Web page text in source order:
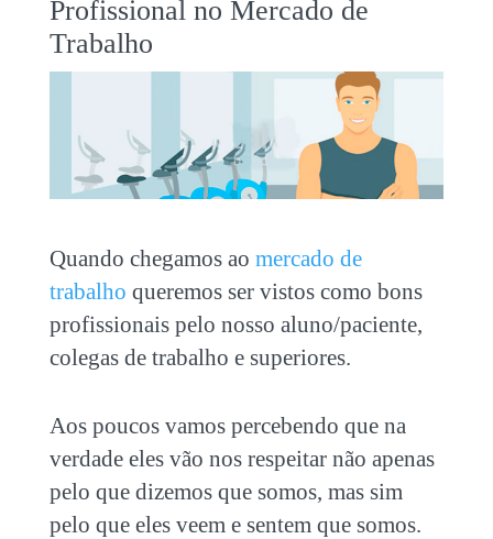
Profissional no Mercado de
Trabalho
Quando chegamos ao mercado de
trabalho queremos ser vistos como bons
profissionais pelo nosso aluno/paciente,
colegas de trabalho e superiores.
Aos poucos vamos percebendo que na
verdade eles vão nos respeitar não apenas
pelo que dizemos que somos, mas sim
pelo que eles veem e sentem que somos.